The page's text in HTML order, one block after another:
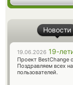
Новости
19.06.2026 19-
Проект BestChange
Поздравляем всех
пользователей.